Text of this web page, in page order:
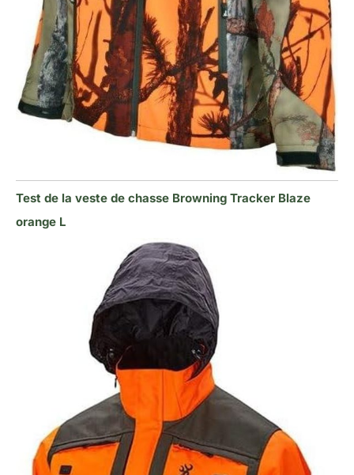
Test de la veste de chasse Browning Tracker Blaze
orange L